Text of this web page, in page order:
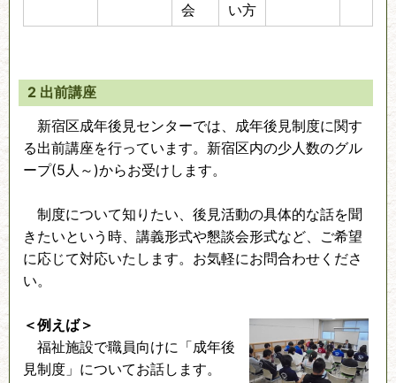
会
い方
2 出前講座
新宿区成年後見センターでは、成年後見制度に関す
る出前講座を行っています。新宿区内の少人数のグル
ープ(5人～)からお受けします。
制度について知りたい、後見活動の具体的な話を聞
きたいという時、講義形式や懇談会形式など、ご希望
に応じて対応いたします。お気軽にお問合わせくださ
い。
＜例えば＞
福祉施設で職員向けに「成年後
見制度」についてお話します。